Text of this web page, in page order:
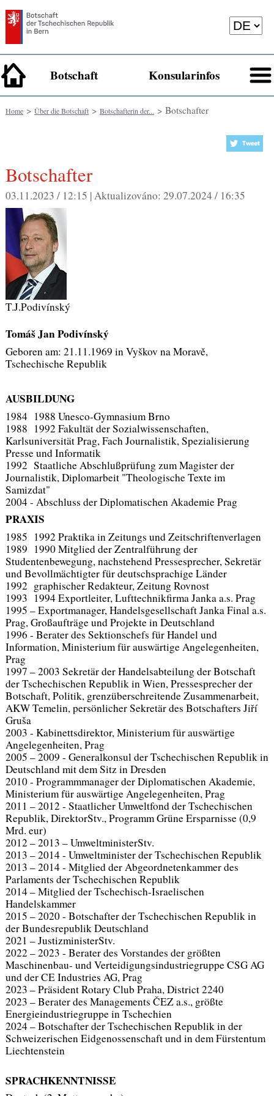
Botschaft Konsularinfos
Home> Über die Botschaft> Botschafterin der... > Botschafter
Botschafter
03.11.2023 / 12:15 |Aktualizováno: 29.07.2024 / 16:35
T.J.Podivínský
Tomáš Jan Podivínský
Geboren am: 21.11.1969 in Vyškov na Moravě,
Tschechische Republik
AUSBILDUNG
1984 1988 Unesco-Gymnasium Brno
1988 1992 Fakultät der Sozialwissenschaften,
Karlsuniversität Prag, Fach Journalistik, Spezialisierung
Presse und Informatik
1992 Staatliche Abschlußprüfung zum Magister der
Journalistik, Diplomarbeit "Theologische Texte im
Samizdat"
2004 - Abschluss der Diplomatischen Akademie Prag
PRAXIS
1985 1992 Praktika in Zeitungs und Zeitschriftenverlagen
1989 1990 Mitglied der Zentralführung der
Studentenbewegung, nachstehend Pressesprecher, Sekretär
und Bevollmächtigter für deutschsprachige Länder
1992 graphischer Redakteur, Zeitung Rovnost
1993 1994 Exportleiter, Lufttechnikfirma Janka a.s. Prag
1995 – Exportmanager, Handelsgesellschaft Janka Final a.s.
Prag, Großaufträge und Projekte in Deutschland
1996 - Berater des Sektionschefs für Handel und
Information, Ministerium für auswärtige Angelegenheiten,
Prag
1997 – 2003 Sekretär der Handelsabteilung der Botschaft
der Tschechischen Republik in Wien, Pressesprecher der
Botschaft, Politik, grenzüberschreitende Zusammenarbeit,
AKW Temelin, persönlicher Sekretär des Botschafters Jiří
Gruša
2003 - Kabinettsdirektor, Ministerium für auswärtige
Angelegenheiten, Prag
2005 – 2009 - Generalkonsul der Tschechischen Republik in
Deutschland mit dem Sitz in Dresden
2010 - Programmmanager der Diplomatischen Akademie,
Ministerium für auswärtige Angelegenheiten, Prag
2011 – 2012 - Staatlicher Umweltfond der Tschechischen
Republik, DirektorStv., Programm Grüne Ersparnisse (0,9
Mrd. eur)
2012 – 2013 – UmweltministerStv.
2013 – 2014 - Umweltminister der Tschechischen Republik
2013 – 2014 - Mitglied der Abgeordnetenkammer des
Parlaments der Tschechischen Republik
2014 – Mitglied der Tschechisch-Israelischen
Handelskammer
2015 – 2020 - Botschafter der Tschechischen Republik in
der Bundesrepublik Deutschland
2021 – JustizministerStv.
2022 – 2023 - Berater des Vorstandes der größten
Maschinenbau- und Verteidigungsindustriegruppe CSG AG
und der CE Industries AG, Prag
2023 – Präsident Rotary Club Praha, District 2240
2023 – Berater des Managements ČEZ a.s., größte
Energieindustriegruppe in Tschechien
2024 – Botschafter der Tschechischen Republik in der
Schweizerischen Eidgenossenschaft und in dem Fürstentum
Liechtenstein
SPRACHKENNTNISSE